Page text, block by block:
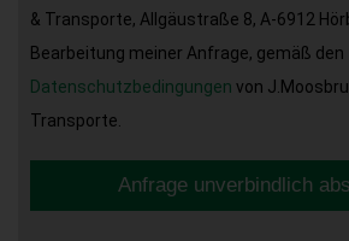
& Transporte, Allgäustraße 8, A-6912
Bearbeitung meiner Anfrage, gemäß den
Datenschutzbedingungen von
Transporte.
Anfrage unverbindlich